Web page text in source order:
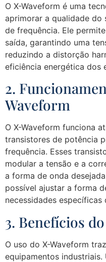
O X-Waveform é uma
aprimorar a qualidade do
de frequência. Ele
saída, garantindo uma
reduzindo a distorção
eficiência energética dos
2.
Waveform
O X-Waveform funciona
transistores de potência
frequência. Esses
modular a tensão e a
a forma de onda
possível ajustar a forma
necessidades
3. Benefícios
O uso do X-Waveform
equipamentos